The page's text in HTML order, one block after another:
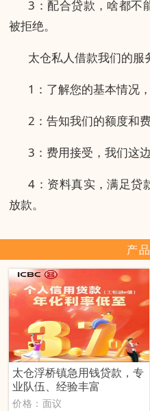
3：配合贷款，啥都不
被拒绝。
太仓私人借款我们的服
1：了解您的基本情况
2：告知我们的额度和
3：费用接受，我们这
4：资料真实，满足贷
放款。
产
‌太仓浮桥镇‌急用钱贷款，专
业队伍、经验丰富
价格：面议